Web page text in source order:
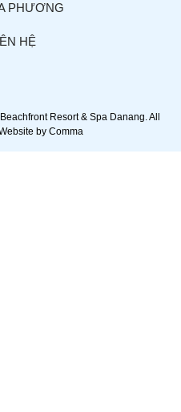
PHƯƠNG
HỆ
Resort & Spa Danang. All
by Comma